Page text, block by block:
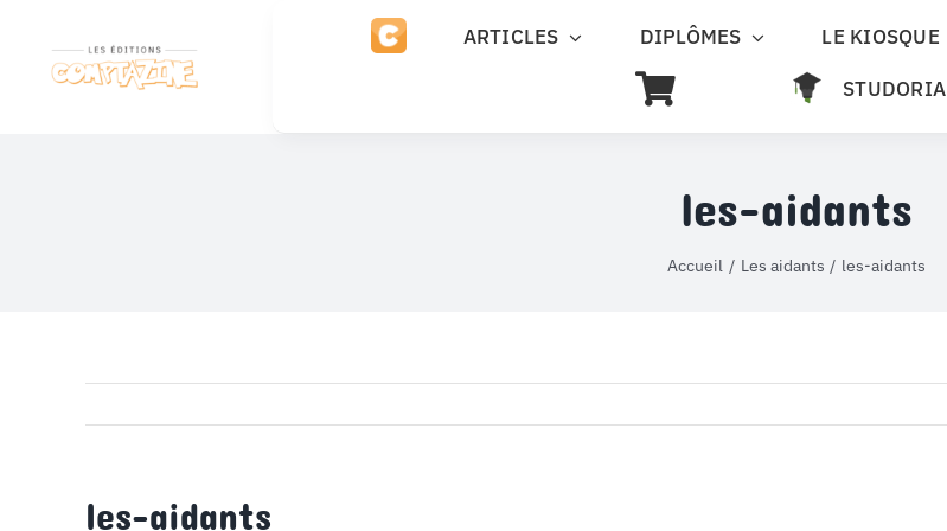
contenu
ARTICLES DIPLÔMES LE KIOSQUE
STUDORIA
les-aidants
Accueil Les aidants les-aidants
les-aidants